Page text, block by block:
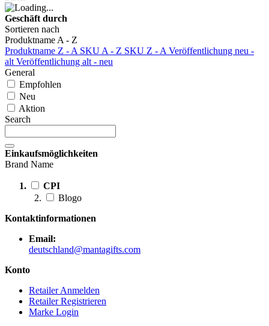
Geschäft durch
Sortieren nach
Produktname A - Z
Produktname Z - A SKU A - Z SKU Z - A Veröffentlichung neu -
alt Veröffentlichung alt - neu
General
Empfohlen
Neu
Aktion
Search
Einkaufsmöglichkeiten
Brand Name
CPI
Blogo
Kontaktinformationen
Email:
deutschland@mantagifts.com
Konto
Retailer Anmelden
Retailer Registrieren
Marke Login